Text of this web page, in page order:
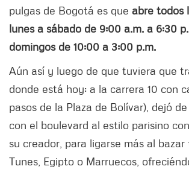
pulgas de Bogotá es que abre todos
lunes a sábado de 9:00 a.m. a 6:30
domingos de 10:00 a 3:00 p.m.
Aún así y luego de que tuviera que
donde está hoy: a la carrera 10 con
pasos de la Plaza de Bolívar), dejó
con el boulevard al estilo parisino
su creador, para ligarse más al
Tunes, Egipto o Marruecos,